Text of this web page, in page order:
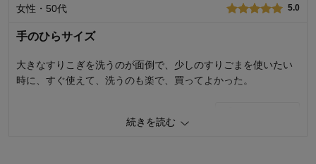
デザイン・色
購入商品： 片口ごますり
使用場所： キッチン
購入のきっかけ： 買い替え
女性・50代 5.0
手のひらサイズ
大きなすりこぎを洗うのが面倒で、少しのすりごまを使いたい
時に、すぐ使えて、洗うのも楽で、買ってよかった。
続きを読む